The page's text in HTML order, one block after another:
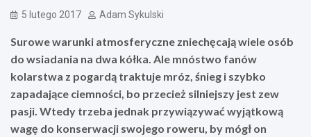
5 lutego 2017 Adam Sykulski
Surowe warunki atmosferyczne zniechęcają wiele osób
do wsiadania na dwa kółka. Ale mnóstwo fanów
kolarstwa z pogardą traktuje mróz, śnieg i szybko
zapadające ciemności, bo przecież silniejszy jest zew
pasji. Wtedy trzeba jednak przywiązywać wyjątkową
wagę do konserwacji swojego roweru, by mógł on